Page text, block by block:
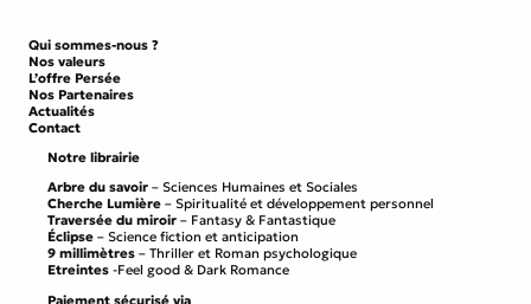
Qui sommes-nous ?
Nos valeurs
L’offre Persée
Nos Partenaires
Actualités
Contact
Notre librairie
Arbre du savoir – Sciences Humaines et Sociales
Cherche Lumière – Spiritualité et développement personnel
Traversée du miroir – Fantasy & Fantastique
Éclipse – Science fiction et anticipation
9 millimètres – Thriller et Roman psychologique
Etreintes -Feel good & Dark Romance
Paiement sécurisé via